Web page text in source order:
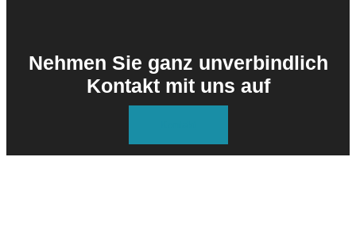
Nehmen Sie ganz unverbindlich
Kontakt mit uns auf